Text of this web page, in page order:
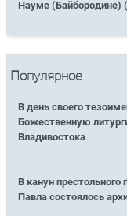
Науме (Байбородине)
Популярное
В день своего
Божественную
Владивостока
В канун
Павла состоялось